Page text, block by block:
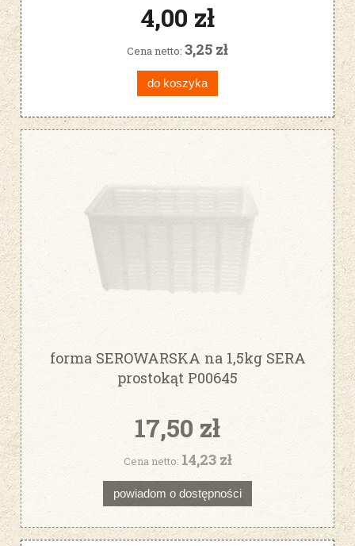
4,00 zł
Cena netto: 3,25 zł
do koszyka
forma SEROWARSKA na 1,5kg SERA
prostokąt P00645
17,50 zł
Cena netto: 14,23 zł
powiadom o dostępności